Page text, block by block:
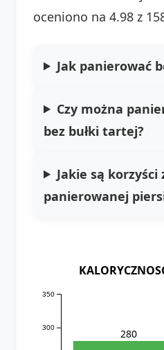
oceniono na 4.98 z
Jak panierować
Czy można
bez bułki tartej?
Jakie są korzyści
panierowanej
300
350
280